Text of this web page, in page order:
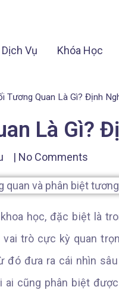
Dịch Vụ Khóa Học
Tương Quan Là Gì? Định
Là Gì?
| No Comments
học, đặc biệt là
vai trò cực kỳ quan
đó đưa ra cái nhìn
ai cũng phân biệt